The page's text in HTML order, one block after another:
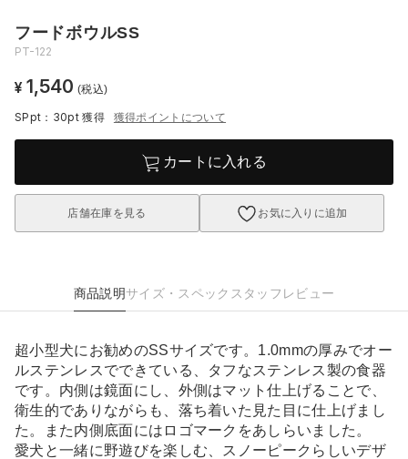
フードボウルSS
PT-122
¥ 1,540 (税込)
SPpt：30pt獲得 獲得ポイントについて
カートに入れる
店舗在庫を見る お気に入りに追加
商品説明サイズ・スペック スタッフレビュー
超小型犬にお勧めのSSサイズです。1.0mmの厚みでオー
ルステンレスでできている、タフなステンレス製の食器
です。内側は鏡面にし、外側はマット仕上げることで、
衛生的でありながらも、落ち着いた見た目に仕上げまし
た。また内側底面にはロゴマークをあしらいました。
愛犬と一緒に野遊びを楽しむ、スノーピークらしいデザ